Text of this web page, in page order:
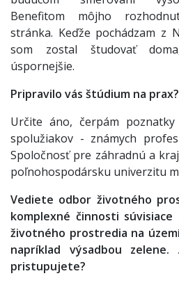
Benefitom môjho
stránka. Keďže pochádzam z
som zostal študovať
úspornejšie.
Pripravilo vás štúdium na prax?
Určite áno, čerpám
spolužiakov - známych
Spoločnosť pre záhradnú a
poľnohospodársku univerzitu
Vediete odbor životného
komplexné činnosti
životného prostredia na
napríklad výsadbou
pristupujete?